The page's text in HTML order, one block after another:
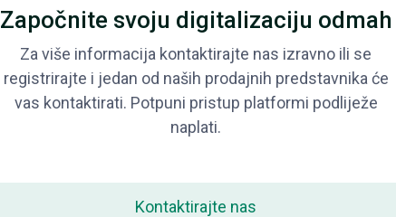
Započnite svoju digitalizaciju odmah
Za više informacija kontaktirajte nas izravno ili se
registrirajte i jedan od naših prodajnih predstavnika će
vas kontaktirati. Potpuni pristup platformi podliježe
naplati.
Kontaktirajte nas